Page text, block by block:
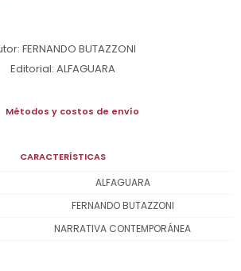
FERNANDO BUTAZZONI
Editorial: ALFAGUARA
Métodos y costos de envío
CARACTERÍSTICAS
ALFAGUARA
FERNANDO BUTAZZONI
NARRATIVA CONTEMPORÁNEA